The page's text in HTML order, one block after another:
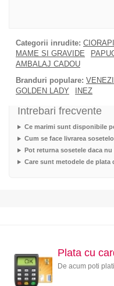
Categorii inrudite: CIORAPI
MAME SI GRAVIDE
AMBALAJ CADOU
Branduri populare:
GOLDEN LADY
INEZ
Intrebari frecvente
Ce marimi sunt disponibile
Cum se face livrarea
Pot returna sosetele daca
Care sunt metodele de plata
Plata cu
De acum poti